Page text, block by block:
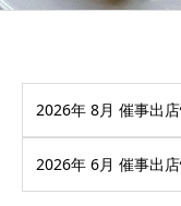
2026年 8月 催事出
2026年 6月 催事出